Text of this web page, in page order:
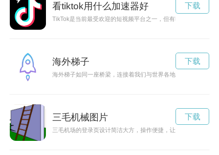
看tiktok用什么加速器好
TikTok是当前最受欢迎的短视频平台之一，但有时候加载速度
下载
海外梯子
海外梯子如同一座桥梁，连接着我们与世界各地的文化、人群
下载
三毛机械图片
三毛机场的登录页设计简洁大方，操作便捷，让旅客能够快速
下载